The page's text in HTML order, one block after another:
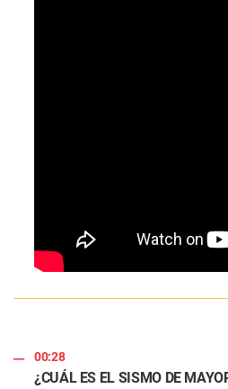
00:28
¿CUÁL ES EL SISMO DE